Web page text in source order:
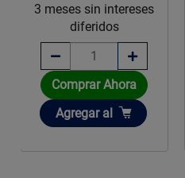
3 meses sin intereses
diferidos
Comprar Ahora
Añadir
Agregar al